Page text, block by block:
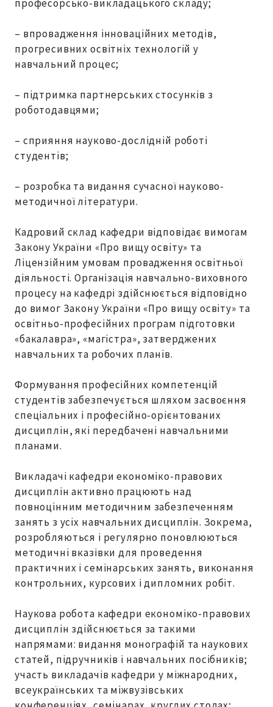
професорсько-викладацького складу;
– впровадження інноваційних методів,
прогресивних освітніх технологій у
навчальний процес;
– підтримка партнерських стосунків з
роботодавцями;
– сприяння науково-дослідній роботі
студентів;
– розробка та видання сучасної науково-
методичної літератури.
Кадровий склад кафедри відповідає вимогам
Закону України «Про вищу освіту» та
Ліцензійним умовам провадження освітньої
діяльності. Організація навчально-виховного
процесу на кафедрі здійснюється відповідно
до вимог Закону України «Про вищу освіту» та
освітньо-професійних програм підготовки
«бакалавра», «магістра», затверджених
навчальних та робочих планів.
Формування професійних компетенцій
студентів забезпечується шляхом засвоєння
спеціальних і професійно-орієнтованих
дисциплін, які передбачені навчальними
планами.
Викладачі кафедри економіко-правових
дисциплін активно працюють над
повноцінним методичним забезпеченням
занять з усіх навчальних дисциплін. Зокрема,
розробляються і регулярно поновлюються
методичні вказівки для проведення
практичних і семінарських занять, виконання
контрольних, курсових і дипломних робіт.
Наукова робота кафедри економіко-правових
дисциплін здійснюється за такими
напрямами: видання монографій та наукових
статей, підручників і навчальних посібників;
участь викладачів кафедри у міжнародних,
всеукраїнських та міжвузівських